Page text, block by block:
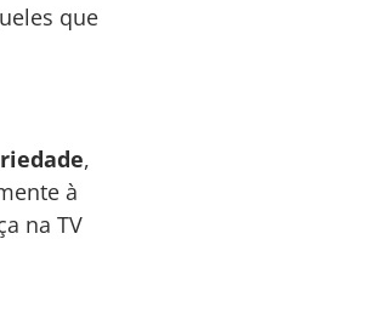
que
,
à
na TV